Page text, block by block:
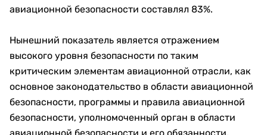
авиационной безопасности составлял 83%.
Нынешний показатель является отражением
высокого уровня безопасности по таким
критическим элементам авиационной отрасли, как
основное законодательство в области авиационной
безопасности, программы и правила авиационной
безопасности, уполномоченный орган в области